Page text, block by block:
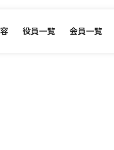
役員一覧 会員一覧